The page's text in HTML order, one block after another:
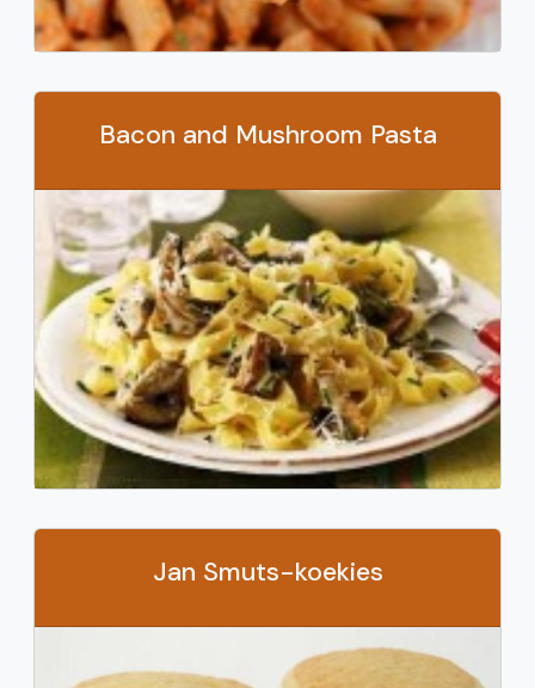
Bacon and Mushroom Pasta
Jan Smuts-koekies